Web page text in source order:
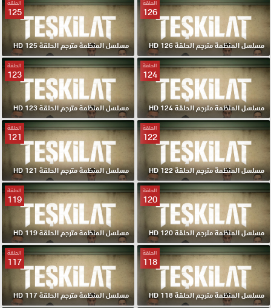
الحلقة
126
مسلسل المنظمة مترجم الحلقة 126 HD
الحلقة
125
مسلسل المنظمة مترجم الحلقة 125 HD
الحلقة
124
مسلسل المنظمة مترجم الحلقة 124 HD
الحلقة
123
مسلسل المنظمة مترجم الحلقة 123 HD
الحلقة
122
مسلسل المنظمة مترجم الحلقة 122 HD
الحلقة
121
مسلسل المنظمة مترجم الحلقة 121 HD
الحلقة
120
مسلسل المنظمة مترجم الحلقة 120 HD
الحلقة
119
مسلسل المنظمة مترجم الحلقة 119 HD
الحلقة
118
مسلسل المنظمة مترجم الحلقة 118 HD
الحلقة
117
مسلسل المنظمة مترجم الحلقة 117 HD